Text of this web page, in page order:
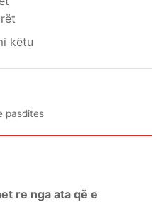
këtu
pasdites
re nga ata që e